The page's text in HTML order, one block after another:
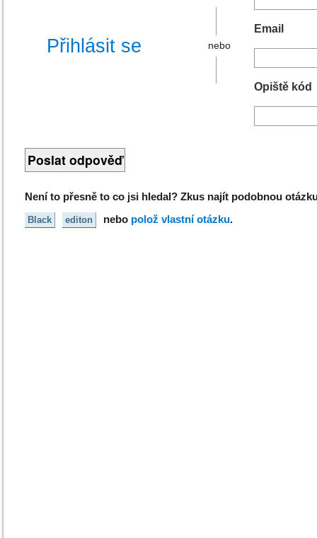
Přihlásit se nebo
Email
Opiště kód
Není to přesně to co jsi hledal? Zkus najít podobnou
Black editon nebo polož vlastní otázku.